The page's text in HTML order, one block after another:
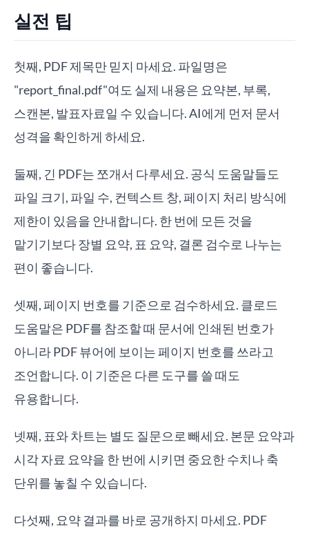
실전 팁
첫째, PDF 제목만 믿지 마세요. 파일명은
"report_final.pdf"여도 실제 내용은 요약본, 부록,
스캔본, 발표자료일 수 있습니다. AI에게 먼저 문서
성격을 확인하게 하세요.
둘째, 긴 PDF는 쪼개서 다루세요. 공식 도움말들도
파일 크기, 파일 수, 컨텍스트 창, 페이지 처리 방식에
제한이 있음을 안내합니다. 한 번에 모든 것을
맡기기보다 장별 요약, 표 요약, 결론 검수로 나누는
편이 좋습니다.
셋째, 페이지 번호를 기준으로 검수하세요. 클로드
도움말은 PDF를 참조할 때 문서에 인쇄된 번호가
아니라 PDF 뷰어에 보이는 페이지 번호를 쓰라고
조언합니다. 이 기준은 다른 도구를 쓸 때도
유용합니다.
넷째, 표와 차트는 별도 질문으로 빼세요. 본문 요약과
시각 자료 요약을 한 번에 시키면 중요한 수치나 축
단위를 놓칠 수 있습니다.
다섯째, 요약 결과를 바로 공개하지 마세요. PDF